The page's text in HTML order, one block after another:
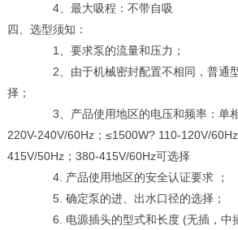
4、最大吸程：不带自吸
四、选型须知：
1、要求泵的流量和压力；
2、由于机械密封配置不相同，普通型
择；
3、产品使用地区的电压和频率：单相
220V-240V/60Hz；≤1500W? 110-120V/
415V/50Hz；380-415V/60Hz可选择
4. 产品使用地区的安全认证要求 ；
5. 确定泵的进、出水口径的选择；
6. 电源插头的型式和长度 (无插，中插